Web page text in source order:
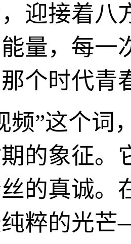
迎接着八
量，每一
个时代青
频”这个词
的象征。
的真诚。
粹的光